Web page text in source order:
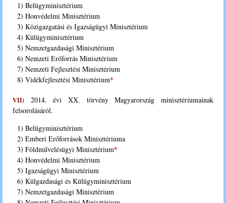
1) Belügyminisztérium
2) Honvédelmi Minisztérium
3) Közigazgatási és Igazságügyi Minisztérium
4) Külügyminisztérium
5) Nemzetgazdasági Minisztérium
6) Nemzeti Erőforrás Minisztérium
7) Nemzeti Fejlesztési Minisztérium
8) Vidékfejlesztési Minisztérium*
VII) 2014. évi XX. törvény Magyarország minisztériumainak
felsorolásáról.
1) Belügyminisztérium
2) Emberi Erőforrások Minisztériuma
3) Földművelésügyi Minisztérium*
4) Honvédelmi Minisztérium
5) Igazságügyi Minisztérium
6) Külgazdasági és Külügyminisztérium
7) Nemzetgazdasági Minisztérium